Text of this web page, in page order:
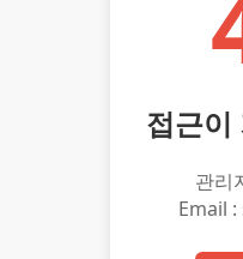
접근이
관리
Email